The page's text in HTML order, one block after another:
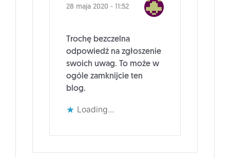
28 maja 2020 - 11:52
Trochę bezczelna
odpowiedź na zgłoszenie
swoich uwag. To może w
ogóle zamknijcie ten
blog.
Loading...